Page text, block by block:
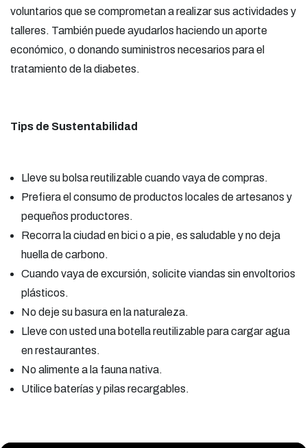
voluntarios que se comprometan a realizar sus actividades y
talleres. También puede ayudarlos haciendo un aporte
económico, o donando suministros necesarios para el
tratamiento de la diabetes.
Tips de Sustentabilidad
Lleve su bolsa reutilizable cuando vaya de compras.
Prefiera el consumo de productos locales de artesanos y
pequeños productores.
Recorra la ciudad en bici o a pie, es saludable y no deja
huella de carbono.
Cuando vaya de excursión, solicite viandas sin envoltorios
plásticos.
No deje su basura en la naturaleza.
Lleve con usted una botella reutilizable para cargar agua
en restaurantes.
No alimente a la fauna nativa.
Utilice baterías y pilas recargables.